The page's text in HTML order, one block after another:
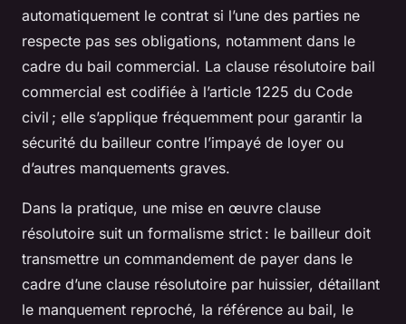
automatiquement le contrat si l’une des parties ne
respecte pas ses obligations, notamment dans le
cadre du bail commercial. La clause résolutoire bail
commercial est codifiée à l’article 1225 du Code
civil ; elle s’applique fréquemment pour garantir la
sécurité du bailleur contre l’impayé de loyer ou
d’autres manquements graves.
Dans la pratique, une mise en œuvre clause
résolutoire suit un formalisme strict : le bailleur doit
transmettre un commandement de payer dans le
cadre d’une clause résolutoire par huissier, détaillant
le manquement reproché, la référence au bail, le